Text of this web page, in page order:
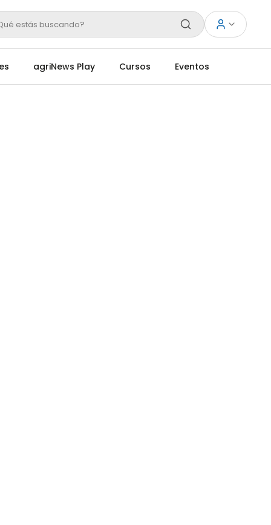
estás buscando?
agriNews Play Cursos Eventos